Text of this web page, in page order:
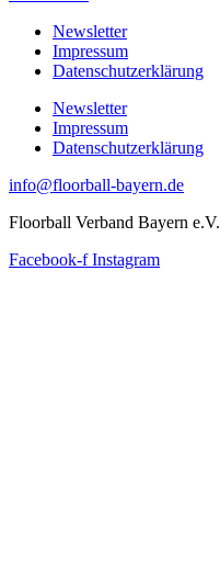
Newsletter
Impressum
Datenschutzerklärung
Newsletter
Impressum
Datenschutzerklärung
info@floorball-bayern.de
Floorball Verband Bayern e.V.
Facebook-f Instagram